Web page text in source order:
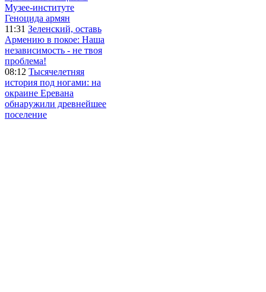
Музее-институте
Геноцида армян
11:31 Зеленский, оставь
Армению в покое: Наша
независимость - не твоя
проблема!
08:12 Тысячелетняя
история под ногами: на
окраине Еревана
обнаружили древнейшее
поселение